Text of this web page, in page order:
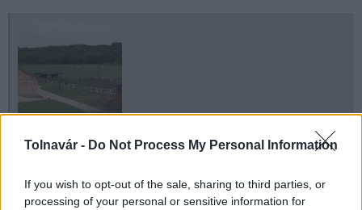
Tolnavár - Do Not Process My Personal Information
If you wish to opt-out of the sale, sharing to third parties, or
processing of your personal or sensitive information for